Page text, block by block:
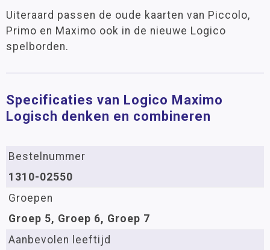
Uiteraard passen de oude kaarten van Piccolo,
Primo en Maximo ook in de nieuwe Logico
spelborden.
Specificaties van Logico Maximo
Logisch denken en combineren
Bestelnummer
1310-02550
Groepen
Groep 5, Groep 6, Groep 7
Aanbevolen leeftijd